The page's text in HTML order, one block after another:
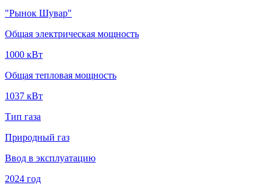
"Рынок Шувар"
Общая электрическая мощность
1000 кВт
Общая тепловая мощность
1037 кВт
Тип газа
Природный газ
Ввод в эксплуатацию
2024 год